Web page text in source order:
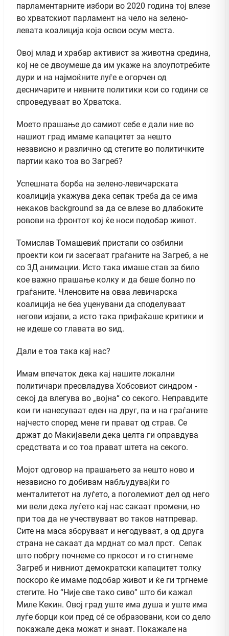
парламентарните избори во 2020 година тој влезе
во хрватскиот парламент на чело на зелено-
левата коалиција која освои осум места.
Овој млад и храбар активист за животна средина,
кој не се двоумеше да им укаже на злоупотребите
дури и на најмоќните луѓе е огорчен од
десничарите и нивните политики кои со години се
спроведуваат во Хрватска.
Моето прашање до самиот себе е дали ние во
нашиот град имаме капацитет за нешто
независно и различно од стегите во политичките
партии како тоа во Загреб?
Успешната борба на зелено-левичарската
коалиција укажува дека сепак треба да се има
некаков background за да се влезе во длабоките
ровови на фронтот кој ќе носи подобар живот.
Томислав Томашевиќ пристапи со озбилни
проекти кои ги засегаат граѓаните на Загреб, а не
со 3Д анимации. Исто така имаше став за било
кое важно прашање колку и да беше болно по
граѓаните. Членовите на оваа левичарска
коалиција не беа уценувани да споделуваат
негови изјави, а исто така прифаќаше критики и
не идеше со главата во ѕид.
Дали е тоа така кај нас?
Имам впечаток дека кај нашите локални
политичари преовладува Хобсовиот синдром -
секој да влегува во „војна“ со секого. Неправдите
кои ги нанесуваат еден на друг, па и на граѓаните
најчесто според мене ги прават од страв. Се
држат до Макијавели дека целта ги оправдува
средствата и со тоа прават штета на секого.
Мојот одговор на прашањето за нешто ново и
независно го добивам набљудувајќи го
менталитетот на луѓето, а поголемиот дел од него
ми вели дека луѓето кај нас сакаат промени, но
при тоа да не учествуваат во таков натпревар.
Сите на маса зборуваат и негодуваат, а од друга
страна не сакаат да мрднат со мал прст. Сепак
што побргу почнеме со пркосот и го стигнеме
Загреб и нивниот демократски капацитет толку
поскоро ќе имаме подобар живот и ќе ги тргнеме
стегите. Но “Није све тако сиво” што би кажал
Миле Кекин. Овој град уште има душа и уште има
луѓе борци кои пред сé се образовани, кои со дело
покажале дека можат и знаат. Покажале на